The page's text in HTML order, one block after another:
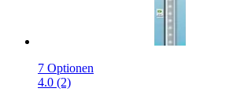
7 Optionen
4.0 (2)